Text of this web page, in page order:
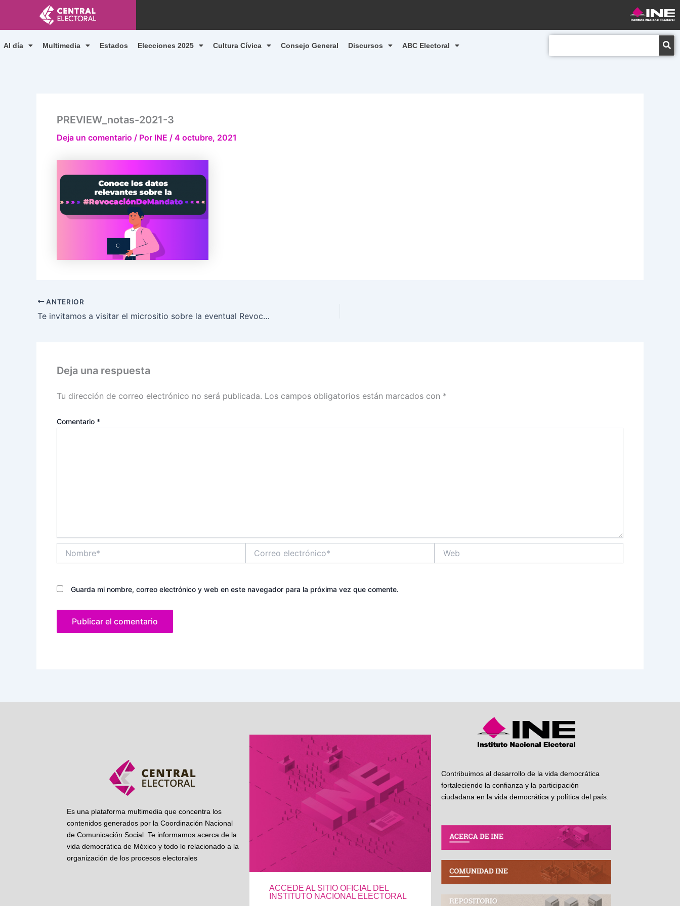
contenido
Al día Multimedia Estados Elecciones 2025 Cultura Cívica Consejo General Discursos ABC Electoral
PREVIEW_notas-2021-3
Deja un comentario / Por INE / 4 octubre, 2021
ANTERIOR
Te invitamos a visitar el micrositio sobre la eventual Revocación de Mandato.
Deja una respuesta
Tu dirección de correo electrónico no será publicada. Los campos obligatorios están marcados con *
Comentario *
electrónico*
Guarda mi nombre, correo electrónico y web en este navegador para la próxima vez que comente.
Es una plataforma multimedia que concentra los
contenidos generados por la Coordinación Nacional
de Comunicación Social. Te informamos acerca de la
vida democrática de México y todo lo relacionado a la
organización de los procesos electorales
ACCEDE AL SITIO OFICIAL DEL
INSTITUTO NACIONAL ELECTORAL
Contribuimos al desarrollo de la vida democrática
fortaleciendo la confianza y la participación
ciudadana en la vida democrática y política del país.